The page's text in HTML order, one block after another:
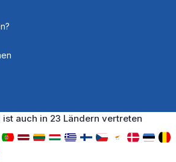
auch in 23 Ländern vertreten